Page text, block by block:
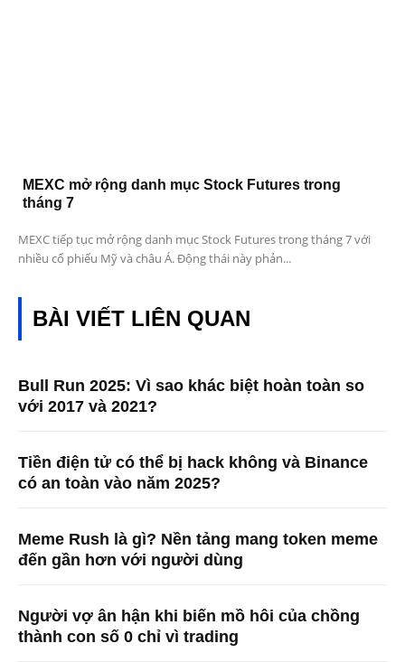
MEXC mở rộng danh mục Stock Futures trong
tháng 7
MEXC tiếp tục mở rộng danh mục Stock Futures trong tháng 7 với
nhiều cổ phiếu Mỹ và châu Á. Động thái này phản...
BÀI VIẾT LIÊN QUAN
Bull Run 2025: Vì sao khác biệt hoàn toàn so
với 2017 và 2021?
Tiền điện tử có thể bị hack không và Binance
có an toàn vào năm 2025?
Meme Rush là gì? Nền tảng mang token meme
đến gần hơn với người dùng
Người vợ ân hận khi biến mồ hôi của chồng
thành con số 0 chỉ vì trading